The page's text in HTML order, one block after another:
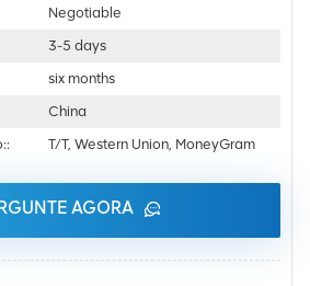
Negotiable
3-5 days
six months
China
T/T, Western Union, MoneyGram
AGORA